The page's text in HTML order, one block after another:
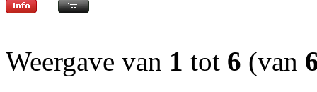
Weergave van 1 tot 6 (van